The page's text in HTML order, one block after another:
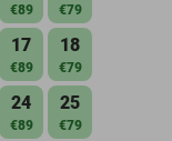
€89 €79
17
€89
18
€79
24
€89
25
€79